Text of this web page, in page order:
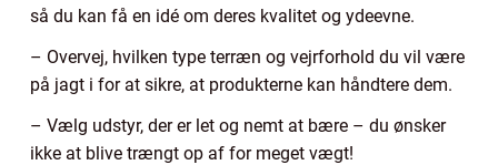
så du kan få en idé om deres kvalitet og ydeevne.
– Overvej, hvilken type terræn og vejrforhold du vil være
på jagt i for at sikre, at produkterne kan håndtere dem.
– Vælg udstyr, der er let og nemt at bære – du ønsker
ikke at blive trængt op af for meget vægt!